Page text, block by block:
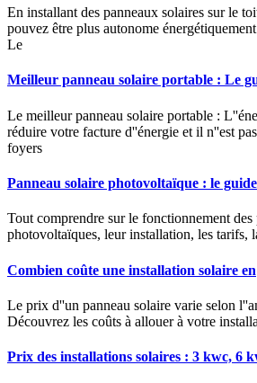
En installant des panneaux solaires sur le
pouvez être plus autonome
Le
Meilleur panneau solaire portable : Le
Le meilleur panneau solaire portable :
réduire votre facture d''énergie et il n''est
foyers
Panneau solaire photovoltaïque : le guide
Tout comprendre sur le fonctionnement des
photovoltaïques, leur installation, les tarifs,
Combien coûte une installation solaire en
Le prix d''un panneau solaire varie selon
Découvrez les coûts à allouer à votre
Prix des installations solaires : 3 kwc, 6